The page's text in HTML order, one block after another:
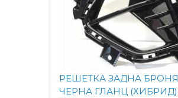
РЕШЕТКА ЗАДНА БРОНЯ
ЧЕРНА ГЛАНЦ (ХИБРИД)